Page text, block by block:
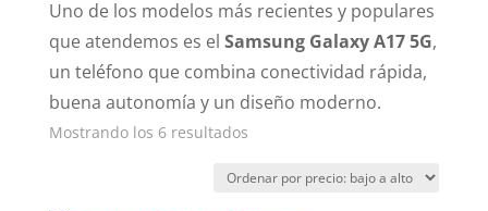
Uno de los modelos más recientes y populares
que atendemos es el Samsung Galaxy A17 5G,
un teléfono que combina conectividad rápida,
buena autonomía y un diseño moderno.
Mostrando los 6 resultadosOrdenado
precio: